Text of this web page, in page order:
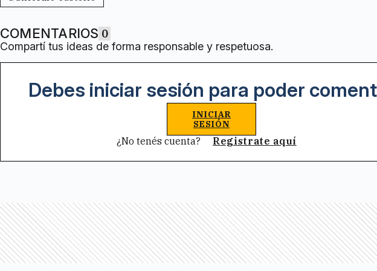
COMENTARIOS 0
Compartí tus ideas de forma responsable y respetuosa.
Debes iniciar sesión para poder
INICIAR
SESIÓN
¿No tenés cuenta? Registrate aquí